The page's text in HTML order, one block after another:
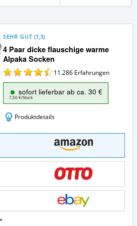
4 Paar dicke flauschige warme
Alpaka Socken
SEHR GUT (1,3)
11.286 Erfahrungen
sofort lieferbar ab ca. 30 €
7,50 €/Stück
Produktdetails